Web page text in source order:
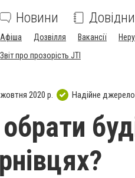
Новини
Афіша Дозвілля Вакансії
Звіт про прозорість JTI
2020 р. Надійне джерело